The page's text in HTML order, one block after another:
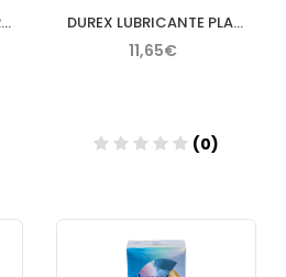
DUREX PRESERVATIVO REAL FEEL SIN LATEX 12 U DORADO DUREX LUBRICANTE PLAY EFECTO CALOR FUEGO 50 ML
11,65€
(0)